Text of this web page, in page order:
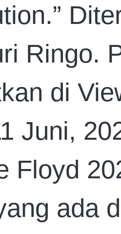
Ringo.
di
Juni,
Floyd
ada